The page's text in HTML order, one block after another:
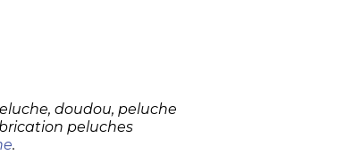
doudou, peluche
peluches
.